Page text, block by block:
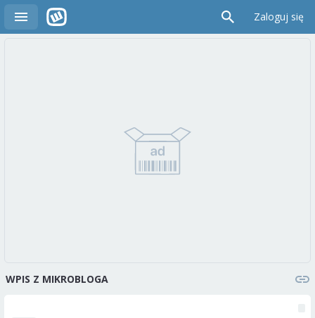
Zaloguj się
WPIS Z MIKROBLOGA